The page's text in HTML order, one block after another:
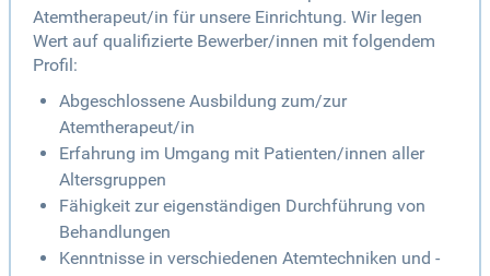
Atemtherapeut/in für unsere Einrichtung. Wir legen
Wert auf qualifizierte Bewerber/innen mit folgendem
Profil:
Abgeschlossene Ausbildung zum/zur
Atemtherapeut/in
Erfahrung im Umgang mit Patienten/innen aller
Altersgruppen
Fähigkeit zur eigenständigen Durchführung von
Behandlungen
Kenntnisse in verschiedenen Atemtechniken und -